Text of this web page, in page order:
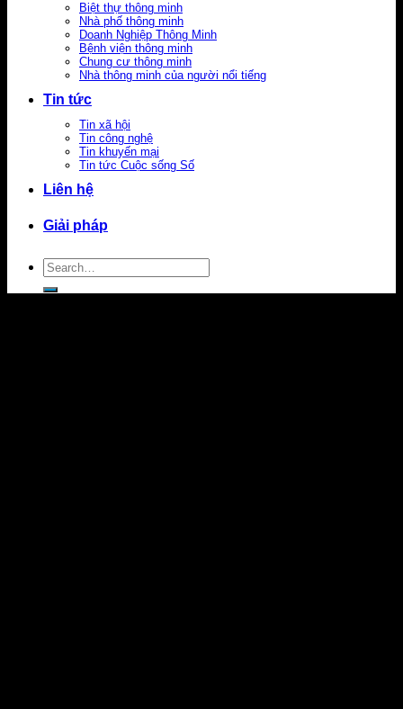
Biệt thự thông minh
Nhà phố thông minh
Doanh Nghiệp Thông Minh
Bệnh viện thông minh
Chung cư thông minh
Nhà thông minh của người nổi tiếng
Tin tức
Tin xã hội
Tin công nghệ
Tin khuyến mại
Tin tức Cuộc sống Số
Liên hệ
Giải pháp
Search
for: